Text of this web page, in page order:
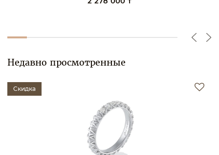
2 278 000 ₸
Недавно просмотренные
Скидка